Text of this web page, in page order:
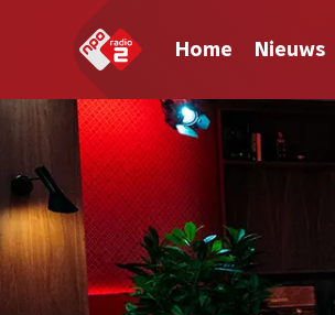
Home Nieuws